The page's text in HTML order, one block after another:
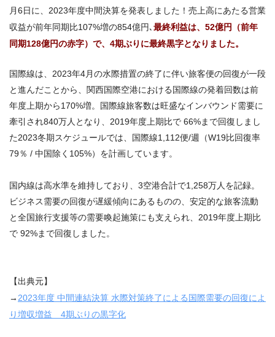
月6日に、2023年度中間決算を発表しました！売上高にあたる営業
収益が前年同期比107%増の854億円､最終利益は、52億円（前年
同期128億円の赤字）で、4期ぶりに最終黒字となりました。
国際線は、2023年4月の水際措置の終了に伴い旅客便の回復が一段
と進んだことから、関西国際空港における国際線の発着回数は前
年度上期から170%増。国際線旅客数は旺盛なインバウンド需要に
牽引され840万人となり、2019年度上期比で 66%まで回復しまし
た2023冬期スケジュールでは、国際線1,112便/週（W19比回復率
79％ / 中国除く105%）を計画しています。
国内線は高水準を維持しており、3空港合計で1,258万人を記録。
ビジネス需要の回復が遅緩傾向にあるものの、安定的な旅客流動
と全国旅行支援等の需要喚起施策にも支えられ、2019年度上期比
で 92%まで回復しました。
【出典元】
→ 2023年度 中間連結決算 水際対策終了による国際需要の回復によ
り増収増益 4期ぶりの黒字化